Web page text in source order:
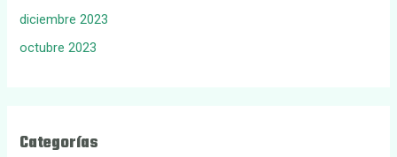
diciembre 2023
octubre 2023
Categorías